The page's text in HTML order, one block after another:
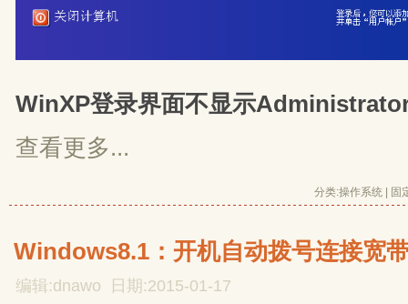
WinXP登录界面不显示
查看更多...
分类:操作系统 固
Windows8.1：开机自动拨号连接宽
编辑:dnawo 日期:2015-01-17